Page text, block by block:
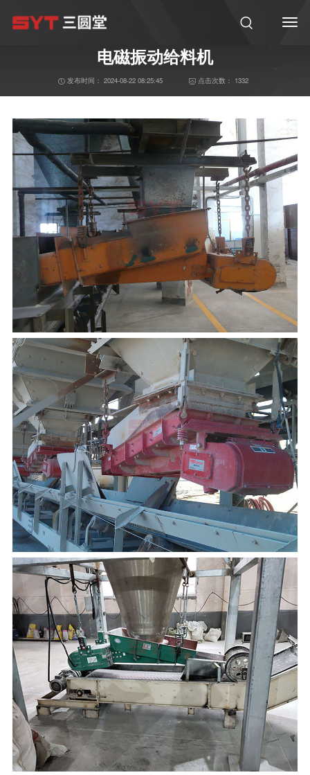
您当前的位置：
电磁振动给料机
发布时间： 2024-08-22 08:25:45 点击次数： 1332